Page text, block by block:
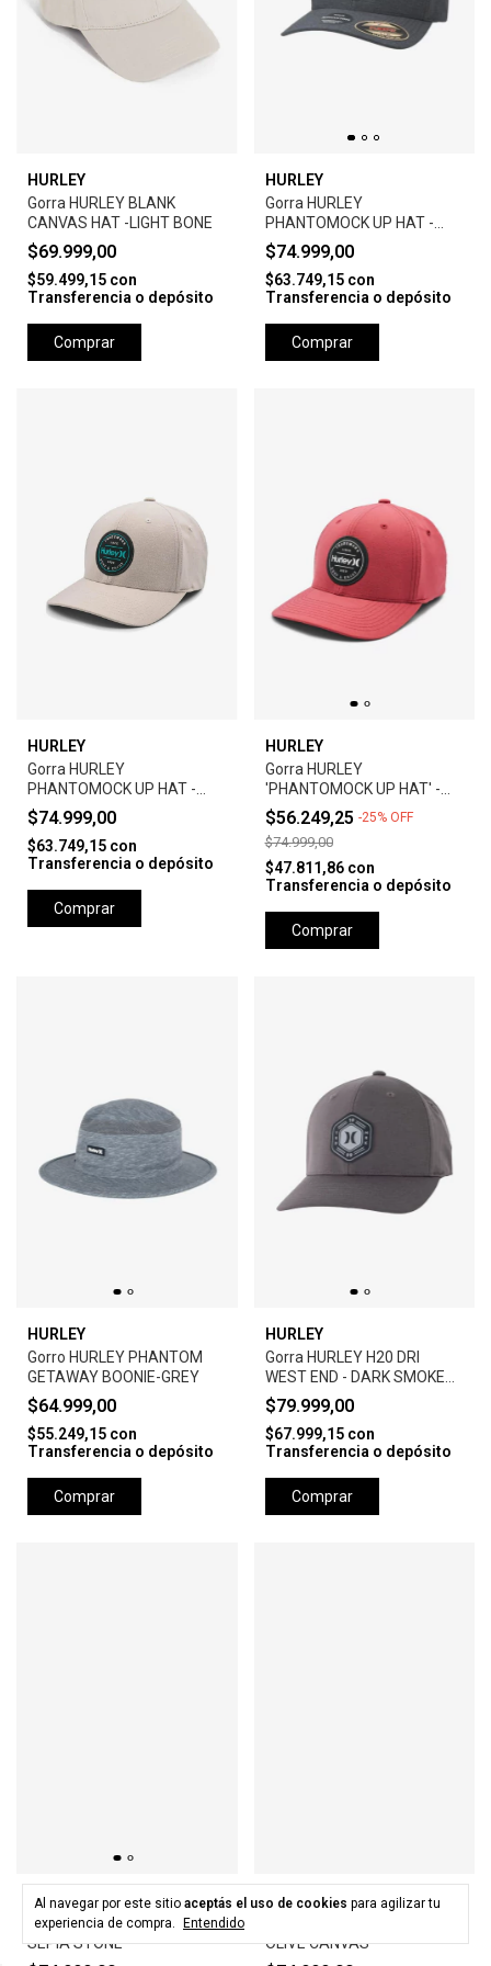
Al navegar por este sitio aceptás el uso de cookies para agilizar tu
experiencia de compra.
Entendido
HURLEY
Gorra HURLEY BLANK
CANVAS HAT -LIGHT BONE
$69.999,00
$59.499,15 con
Transferencia o depósito
Comprar
HURLEY
Gorra HURLEY
PHANTOMOCK UP HAT -
BLACK
$74.999,00
$63.749,15 con
Transferencia o depósito
Comprar
HURLEY
Gorra HURLEY
PHANTOMOCK UP HAT -
GREY
$74.999,00
$63.749,15 con
Transferencia o depósito
Comprar
HURLEY
Gorra HURLEY
'PHANTOMOCK UP HAT' -
UNIVERSTY RED
$56.249,25 -25% OFF
$74.999,00
$47.811,86 con
Transferencia o depósito
Comprar
HURLEY
Gorro HURLEY PHANTOM
GETAWAY BOONIE-GREY
$64.999,00
$55.249,15 con
Transferencia o depósito
Comprar
HURLEY
Gorra HURLEY H20 DRI
WEST END - DARK SMOKE
GREY
$79.999,00
$67.999,15 con
Transferencia o depósito
Comprar
HURLEY
Gorra HURLEY LEVELS HAT -
SEPIA STONE
HURLEY
OLIVE CANVAS